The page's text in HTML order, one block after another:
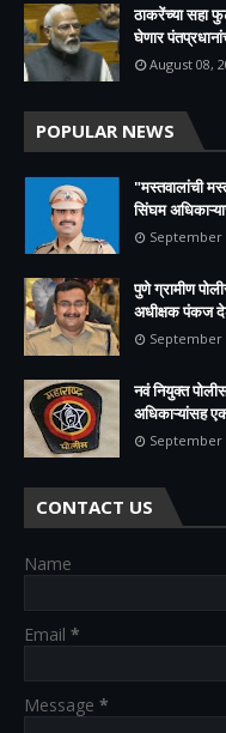
ठाकरेंच्या सहा
घेणार
August 08,
POPULAR NEWS
"मस्तवालांची
सिंघम
September
पुणे ग्रामीण
अधीक्षक पंकज
September
नवं नियुक्त
अधिकाऱ्यांसह
September
CONTACT US
Name
Email *
Message *